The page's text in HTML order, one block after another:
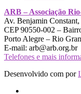
ARB – Associação
Av. Benjamin
CEP 90550-002 –
Porto Alegre – Rio
E-mail: arb@arb.org.br
Telefones e mais
Desenvolvido com por